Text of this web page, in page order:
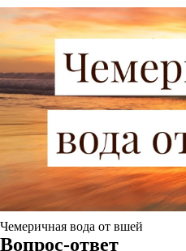
Чемеричная вода от вшей
Вопрос-ответ